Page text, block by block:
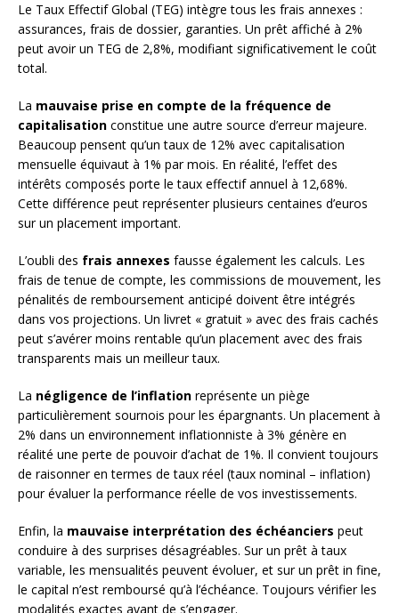
Le Taux Effectif Global (TEG) intègre tous les frais annexes :
assurances, frais de dossier, garanties. Un prêt affiché à 2%
peut avoir un TEG de 2,8%, modifiant significativement le coût
total.
La mauvaise prise en compte de la fréquence de
capitalisation constitue une autre source d’erreur majeure.
Beaucoup pensent qu’un taux de 12% avec capitalisation
mensuelle équivaut à 1% par mois. En réalité, l’effet des
intérêts composés porte le taux effectif annuel à 12,68%.
Cette différence peut représenter plusieurs centaines d’euros
sur un placement important.
L’oubli des frais annexes fausse également les calculs. Les
frais de tenue de compte, les commissions de mouvement, les
pénalités de remboursement anticipé doivent être intégrés
dans vos projections. Un livret « gratuit » avec des frais cachés
peut s’avérer moins rentable qu’un placement avec des frais
transparents mais un meilleur taux.
La négligence de l’inflation représente un piège
particulièrement sournois pour les épargnants. Un placement à
2% dans un environnement inflationniste à 3% génère en
réalité une perte de pouvoir d’achat de 1%. Il convient toujours
de raisonner en termes de taux réel (taux nominal – inflation)
pour évaluer la performance réelle de vos investissements.
Enfin, la mauvaise interprétation des échéanciers peut
conduire à des surprises désagréables. Sur un prêt à taux
variable, les mensualités peuvent évoluer, et sur un prêt in fine,
le capital n’est remboursé qu’à l’échéance. Toujours vérifier les
modalités exactes avant de s’engager.